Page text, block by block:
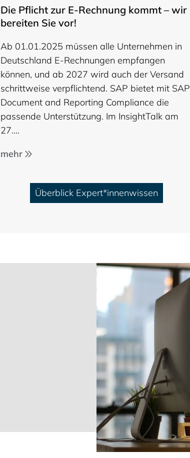
Die Pflicht zur E-Rechnung kommt – wir
bereiten Sie vor!
Ab 01.01.2025 müssen alle Unternehmen in
Deutschland E-Rechnungen empfangen
können, und ab 2027 wird auch der Versand
schrittweise verpflichtend. SAP bietet mit SAP
Document and Reporting Compliance die
passende Unterstützung. Im InsightTalk am
27.…
mehr
Überblick Expert*innenwissen